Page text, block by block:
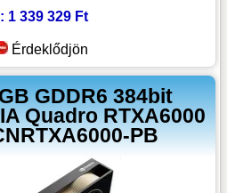
1 339 329 Ft
Érdeklődjön
GDDR6 384bit
Quadro RTXA6000
PB